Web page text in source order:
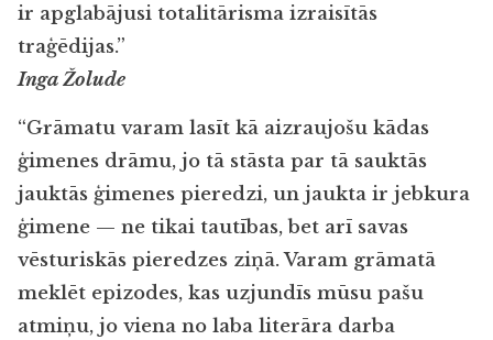
ir apglabājusi totalitārisma izraisītās
traģēdijas.”
Inga Žolude
“Grāmatu varam lasīt kā aizraujošu kādas
ģimenes drāmu, jo tā stāsta par tā sauktās
jauktās ģimenes pieredzi, un jaukta ir jebkura
ģimene — ne tikai tautības, bet arī savas
vēsturiskās pieredzes ziņā. Varam grāmatā
meklēt epizodes, kas uzjundīs mūsu pašu
atmiņu, jo viena no laba literāra darba